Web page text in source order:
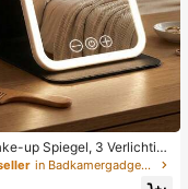
up Spiegel, 3 Verlichting
Helderheid, Draa
Ontwerp, Geschikt
in Badkamergadgets die favoriet zijn bij klanten B